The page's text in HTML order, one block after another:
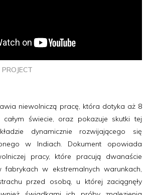
niewolniczą pracę, która dotyka aż 8
świecie, oraz pokazuje skutki tej
dynamicznie rozwijającego się
w Indiach. Dokument opowiada
pracy, które pracują dwanaście
fabrykach w ekstremalnych warunkach,
przed osobą, u której zaciągnęły